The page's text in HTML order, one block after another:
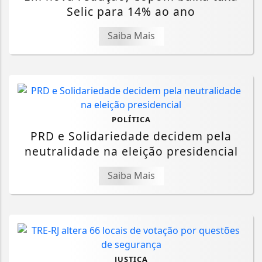
Selic para 14% ao ano
Saiba Mais
POLÍTICA
PRD e Solidariedade decidem pela
neutralidade na eleição presidencial
Saiba Mais
JUSTIÇA